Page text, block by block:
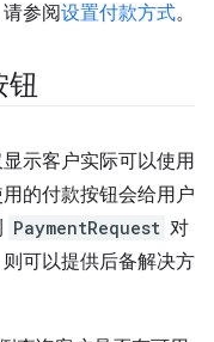
参阅设置付款方式。
钮
示客户实际可以使用
的付款按钮会给用户
PaymentRequest 对
可以提供后备解决方